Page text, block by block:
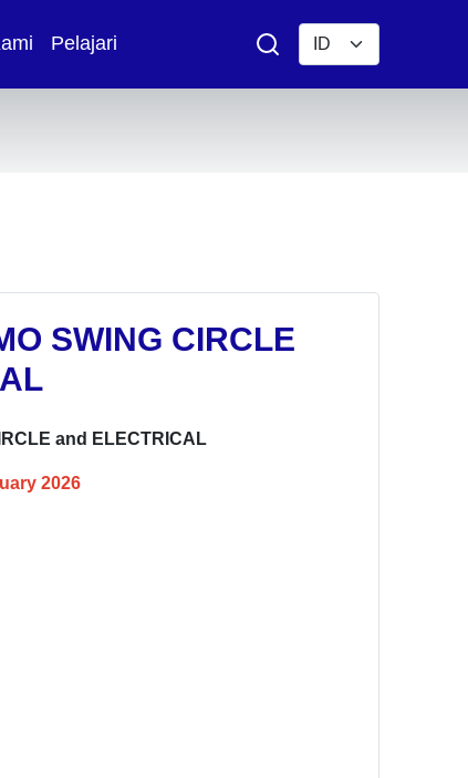
Pelajari
SWING CIRCLE
and ELECTRICAL
2026